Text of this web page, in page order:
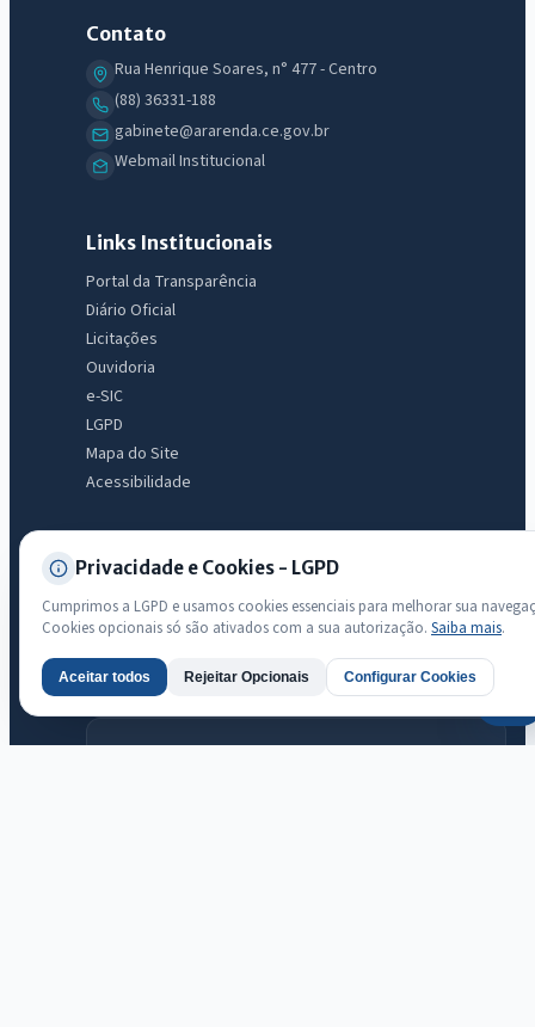
Contato
Rua Henrique Soares, n° 477 - Centro
(88) 36331-188
gabinete@ararenda.ce.gov.br
Webmail Institucional
Links Institucionais
Portal da Transparência
Diário Oficial
Licitações
Ouvidoria
e-SIC
LGPD
Mapa do Site
Acessibilidade
Transparência
Radar da Transparência Pública
Sistema oficial ATRICON/PNTP
Diagnóstico Atricon
Índice de transparência
Privacidade e Cookies - LGPD
Cumprimos a LGPD e usamos cookies essenciais para melhorar sua
Cookies opcionais só são ativados com a sua autorização. Saiba mais.
Aceitar todos Rejeitar Opcionais Configurar Cookies
IntGest AI
Assistente do Portal
Olá. Pergunte sobre serviços, notícias, legislação, Diário Oficial,
licitações, estrutura ou transparência do município.